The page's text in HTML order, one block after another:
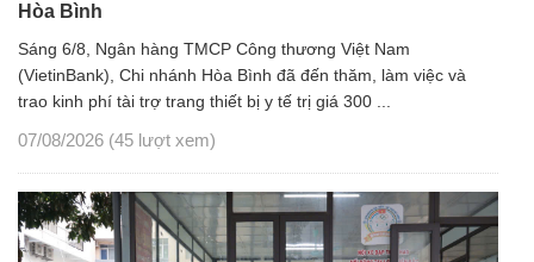
Hòa Bình
Sáng 6/8, Ngân hàng TMCP Công thương Việt Nam
(VietinBank), Chi nhánh Hòa Bình đã đến thăm, làm việc và
trao kinh phí tài trợ trang thiết bị y tế trị giá 300 ...
07/08/2026 (45 lượt xem)